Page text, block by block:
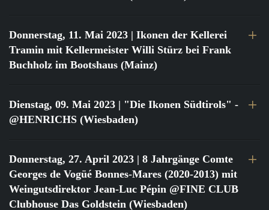
Donnerstag, 11. Mai 2023 | Ikonen der Kellerei
Tramin mit Kellermeister Willi Stürz bei Frank
Buchholz im Bootshaus (Mainz)
Dienstag, 09. Mai 2023 | "Die Ikonen Südtirols" -
@HENRICHS (Wiesbaden)
Donnerstag, 27. April 2023 | 8 Jahrgänge Comte
Georges de Vogüé Bonnes-Mares (2020-2013) mit
Weingutsdirektor Jean-Luc Pépin @FINE CLUB
Clubhouse Das Goldstein (Wiesbaden)